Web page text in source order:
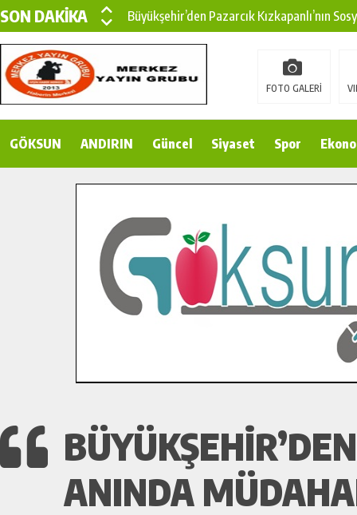
SON DAKİKA
Büyükşehir’den Pazarcık Kızkapanlı’nın
Büyükşehir’den Pazarcık Kırsalına Modern
Çin’den KSÜ’ye Uluslararası Başarı:
Gençler Pusula Maraş Kampında Yeni
İlçe Jandarma Komutanı Karakaya’dan
Bertiz’in Yeni Köprüsünde Sona Doğru.
FOTO GALERİ
GÖKSUN ANDIRIN Güncel Siyaset Spor
ANINDA